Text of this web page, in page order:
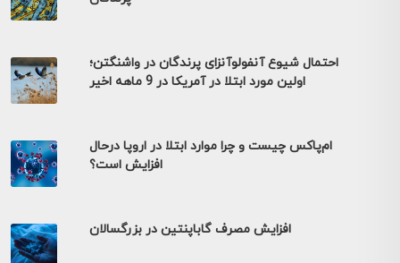
احتمال شیوع آنفولوآنزای پرندگان در واشنگتن؛
اولین مورد ابتلا در آمریکا در 9 ماهه اخیر
ام‌پاکس چیست و چرا موارد ابتلا در اروپا درحال
افزایش است؟
افزایش مصرف گاباپنتین در بزرگسالان